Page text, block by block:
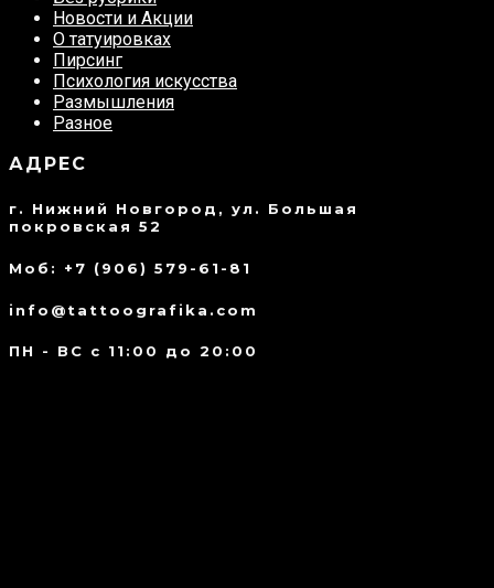
Новости и Акции
О татуировках
Пирсинг
Психология искусства
Размышления
Разное
АДРЕС
г. Нижний Новгород, ул. Большая
покровская 52
Моб: +7 (906) 579-61-81
info@tattoografika.com
ПН - ВС с 11:00 до 20:00